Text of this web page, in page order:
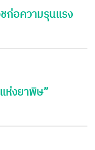
อความรุนแรง
ห่งยาพิษ”